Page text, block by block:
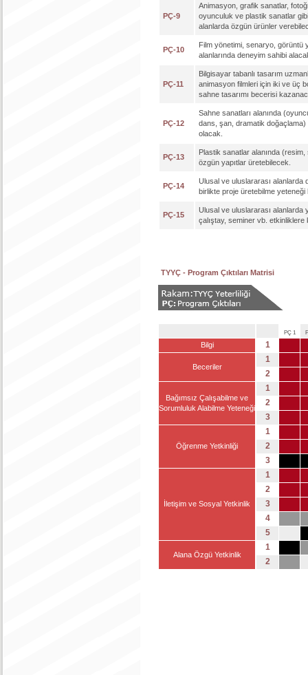
PÇ-9
Animasyon, grafik sanatlar,
oyunculuk ve plastik sanatlar
alanlarda özgün ürünler
PÇ-10
Film yönetimi, senaryo, görüntü
alanlarında deneyim sahibi
PÇ-11
Bilgisayar tabanlı tasarım
animasyon filmleri için iki ve üç
sahne tasarımı becerisi
PÇ-12
Sahne sanatları alanında
dans, şan, dramatik doğaçlama)
olacak.
PÇ-13
Plastik sanatlar alanında
özgün yapıtlar üretebilecek.
PÇ-14
Ulusal ve uluslararası alanlarda
birlikte proje üretebilme yeteneği
PÇ-15
Ulusal ve uluslararası alanlarda
çalıştay, seminer vb. etkinliklere
TYYÇ - Program Çıktıları Matrisi
Bilgi
Beceriler
Bağımsız Çalışabilme ve
Sorumluluk Alabilme Yeteneği
Öğrenme Yetkinliği
İletişim ve Sosyal Yetkinlik
Alana Özgü Yetkinlik
PÇ 1
1
1
2
1
2
3
1
2
3
1
2
3
4
5
1
2